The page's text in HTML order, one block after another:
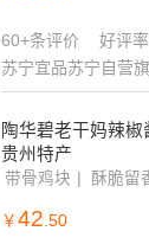
60+条评价
好评
苏宁宜品苏宁自营
陶华碧老干妈辣
贵州特产
带骨鸡块 酥脆留
￥ 42 .50